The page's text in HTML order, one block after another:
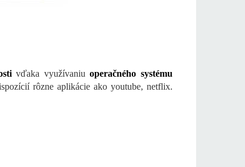
vďaka využívaniuoperačného systému
rôzne aplikácie ako youtube, netflix.